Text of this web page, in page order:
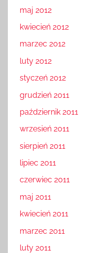
maj 2012
kwiecień 2012
marzec 2012
luty 2012
styczeń 2012
grudzień 2011
październik 2011
wrzesień 2011
sierpień 2011
lipiec 2011
czerwiec 2011
maj 2011
kwiecień 2011
marzec 2011
luty 2011